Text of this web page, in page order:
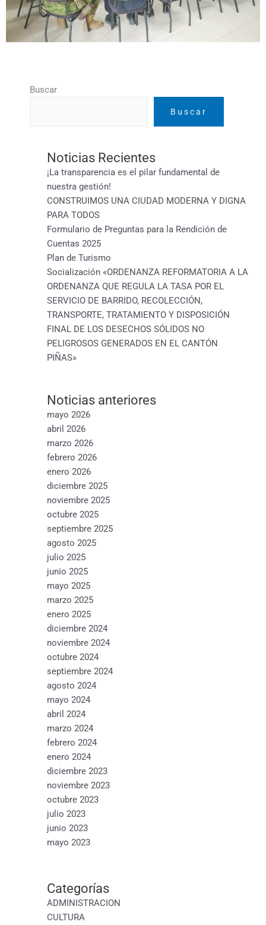
Buscar
Buscar
Noticias Recientes
¡La transparencia es el pilar fundamental de
nuestra gestión!
CONSTRUIMOS UNA CIUDAD MODERNA Y DIGNA
PARA TODOS
Formulario de Preguntas para la Rendición de
Cuentas 2025
Plan de Turismo
Socialización «ORDENANZA REFORMATORIA A LA
ORDENANZA QUE REGULA LA TASA POR EL
SERVICIO DE BARRIDO, RECOLECCIÓN,
TRANSPORTE, TRATAMIENTO Y DISPOSICIÓN
FINAL DE LOS DESECHOS SÓLIDOS NO
PELIGROSOS GENERADOS EN EL CANTÓN
PIÑAS»
Noticias anteriores
mayo 2026
abril 2026
marzo 2026
febrero 2026
enero 2026
diciembre 2025
noviembre 2025
octubre 2025
septiembre 2025
agosto 2025
julio 2025
junio 2025
mayo 2025
marzo 2025
enero 2025
diciembre 2024
noviembre 2024
octubre 2024
septiembre 2024
agosto 2024
mayo 2024
abril 2024
marzo 2024
febrero 2024
enero 2024
diciembre 2023
noviembre 2023
octubre 2023
julio 2023
junio 2023
mayo 2023
Categorías
ADMINISTRACION
CULTURA